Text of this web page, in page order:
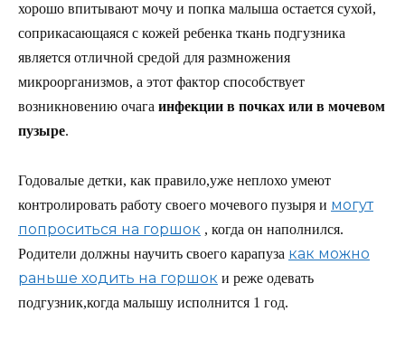
хорошо впитывают мочу и попка малыша остается сухой,
соприкасающаяся с кожей ребенка ткань подгузника
является отличной средой для размножения
микроорганизмов, а этот фактор способствует
возникновению очага инфекции в почках или в мочевом
пузыре.
Годовалые детки, как правило,уже неплохо умеют
контролировать работу своего мочевого пузыря и могут
попроситься на горшок , когда он наполнился.
Родители должны научить своего карапуза как можно
раньше ходить на горшок и реже одевать
подгузник,когда малышу исполнится 1 год.